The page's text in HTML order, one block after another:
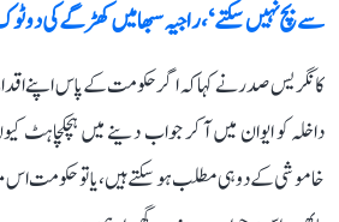
سے بچ نہیں سکتے‘، راجیہ سبھا میں کھڑگے کی دو
کانگریس صدر نے کہا کہ اگر حکومت کے پاس اپنے
داخلہ کو ایوان میں آ کر جواب دینے میں
خاموشی کے دو ہی مطلب ہو سکتے ہیں، یا تو حکومت اس